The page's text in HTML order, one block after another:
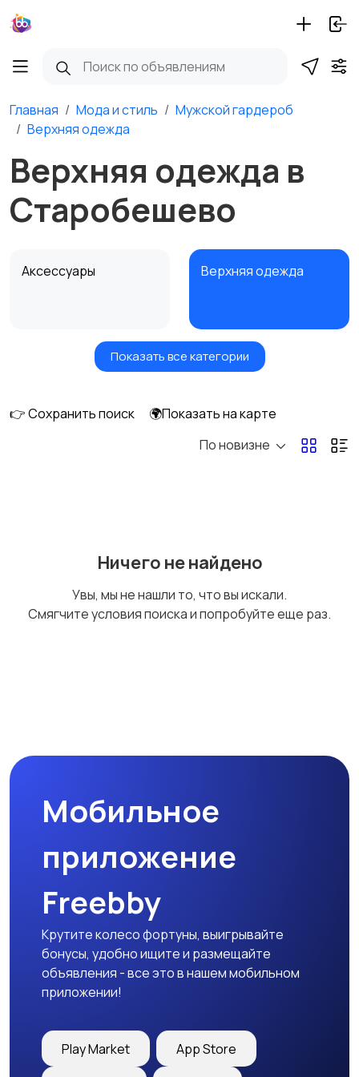
Главная Мода и стиль
Мужской гардероб
Верхняя одежда
Верхняя одежда в
Старобешево
Аксессуары Верхняя одежда
Головные уборы Домашняя одежда
Нижнее белье
Футболки и поло Штаны и шорты
Другое
Показать все категории
👉 Сохранить поиск
🌍Показать на карте
По новизне
Ничего не найдено
Увы, мы не нашли то, что вы искали.
Смягчите условия поиска и попробуйте еще раз.
Мобильное
приложение
Freebby
Крутите колесо фортуны, выигрывайте
бонусы, удобно ищите и размещайте
объявления - все это в нашем мобильном
приложении!
Play Market App Store